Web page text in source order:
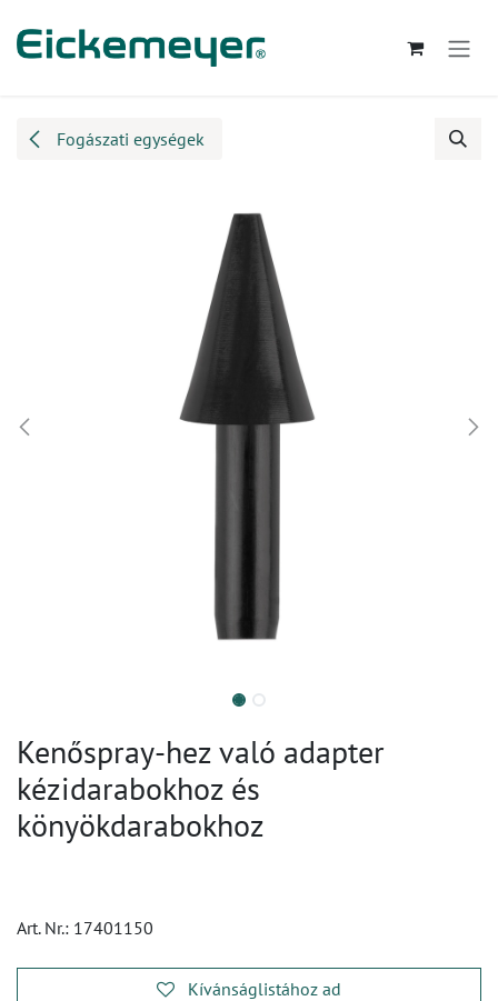
Fogászati egységek
Kenőspray-hez való adapter
kézidarabokhoz és
könyökdarabokhoz
Art. Nr.: 17401150
Kívánságlistához ad